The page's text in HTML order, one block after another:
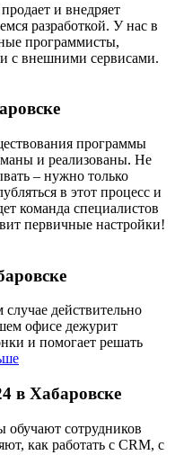
и внедряет
разработкой. У нас в
программисты,
с внешними сервисами.
программы
и реализованы. Не
– нужно только
в этот процесс и
команда специалистов
первичные настройки!
действительно
офисе дежурит
и помогает решать
в Хабаровске
обучают сотрудников
как работать с CRM, с